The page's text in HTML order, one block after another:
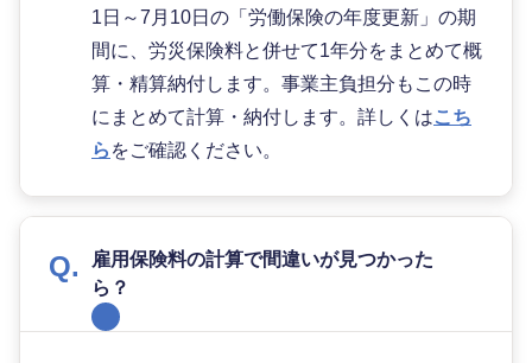
1日～7月10日の「労働保険の年度更新」の期
間に、労災保険料と併せて1年分をまとめて概
算・精算納付します。事業主負担分もこの時
にまとめて計算・納付します。詳しくはこち
ら をご確認ください。
雇用保険料の計算で間違いが見つかった
ら？